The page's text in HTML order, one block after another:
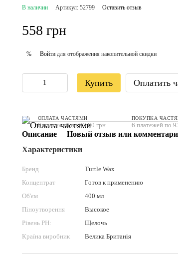
В наличии Артикул: 52799 Оставить отзыв
558 грн
% Войтидля отображения накопительной скидки
Купить Оплатить
ОПЛАТА ЧАСТЯМИ
6 платежей по 93.00 грн
ПОКУПКА
6 платежей по
Описание
Новый отзыв или
Характеристики
Бренд
Turtle Wax
Концентрат
Готов к применению
Об'єм
400 мл
Піноутворення
Высокое
Рівень PН:
Щелочь
Країна виробник
Велика Британія